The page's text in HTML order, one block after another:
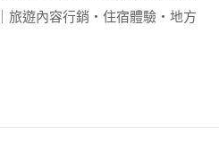
旅遊內容行銷・住宿體驗・地方